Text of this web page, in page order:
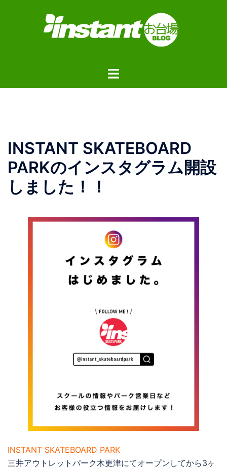
ト
ー
INSTANT SKATEBOARD
PARKのインスタグラム開設
しました！！
INSTANT SKATEBOARD PARK
三井アウトレットパーク木更津にてオープンしてから3ヶ